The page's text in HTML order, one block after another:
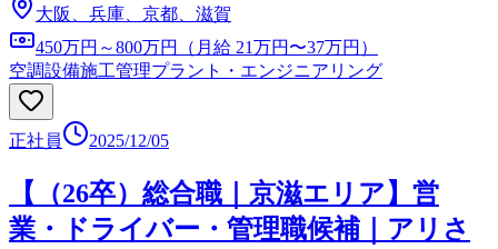
大阪、兵庫、京都、滋賀
450万円～800万円（月給 21万円〜37万円）
空調設備施工管理プラント・エンジニアリング
正社員 2025/12/05
【（26卒）総合職｜京滋エリア】営
業・ドライバー・管理職候補｜アリさ